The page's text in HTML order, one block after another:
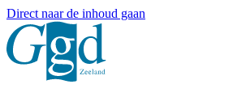
Direct naar de inhoud gaan